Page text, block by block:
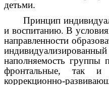
детьми.
Принцип
и воспитанию. В
направленности
наполняемость группы
фронтальные, так и
коррекционно-